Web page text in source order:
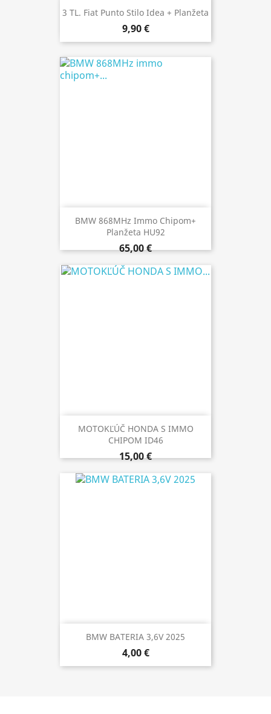
3 TL. Fiat Punto Stilo Idea + Planžeta
9,90 €
BMW 868MHz Immo Chipom+
Planžeta HU92
65,00 €
MOTOKĽÚČ HONDA S IMMO
CHIPOM ID46
15,00 €
BMW BATERIA 3,6V 2025
4,00 €